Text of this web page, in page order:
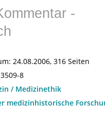
-
24.08.2006, 316 Seiten
8
/ Medizinethik
medizinhistorische